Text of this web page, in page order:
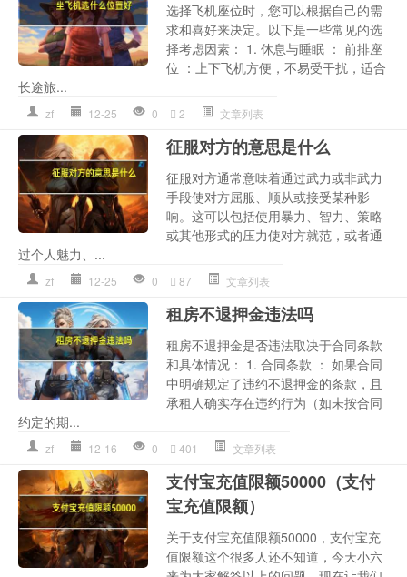
选择飞机座位时，您可以根据自己的需
求和喜好来决定。以下是一些常见的选
择考虑因素： 1. 休息与睡眠 ： 前排座
位 ：上下飞机方便，不易受干扰，适合
长途旅...
zf 12-25 0 2 文章列表
征服对方的意思是什么
征服对方通常意味着通过武力或非武力
手段使对方屈服、顺从或接受某种影
响。这可以包括使用暴力、智力、策略
或其他形式的压力使对方就范，或者通
过个人魅力、...
zf 12-25 0 87 文章列表
租房不退押金违法吗
租房不退押金是否违法取决于合同条款
和具体情况： 1. 合同条款 ： 如果合同
中明确规定了违约不退押金的条款，且
承租人确实存在违约行为（如未按合同
约定的期...
zf 12-16 0 401 文章列表
支付宝充值限额50000（支付
宝充值限额）
关于支付宝充值限额50000，支付宝充
值限额这个很多人还不知道，今天小六